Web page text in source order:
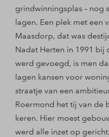
grindwinningsplas – nog
lagen. Een plek met een
Maasdorp, dat was
Nadat Herten in 1991 bij
werd gevoegd, is men
lagen kansen voor
straatje van een
Roermond het tij van de
keren. Hier moest
werd alle inzet op